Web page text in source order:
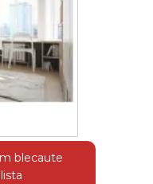
blecaute